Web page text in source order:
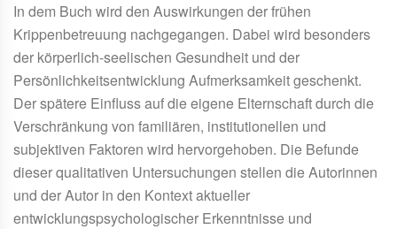
In dem Buch wird den Auswirkungen der frühen
Krippenbetreuung nachgegangen. Dabei wird besonders
der körperlich-seelischen Gesundheit und der
Persönlichkeitsentwicklung Aufmerksamkeit geschenkt.
Der spätere Einfluss auf die eigene Elternschaft durch die
Verschränkung von familiären, institutionellen und
subjektiven Faktoren wird hervorgehoben. Die Befunde
dieser qualitativen Untersuchungen stellen die Autorinnen
und der Autor in den Kontext aktueller
entwicklungspsychologischer Erkenntnisse und